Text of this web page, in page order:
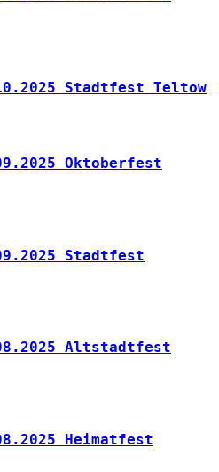
Stadtfest Teltow
Oktoberfest
Stadtfest
Altstadtfest
Heimatfest